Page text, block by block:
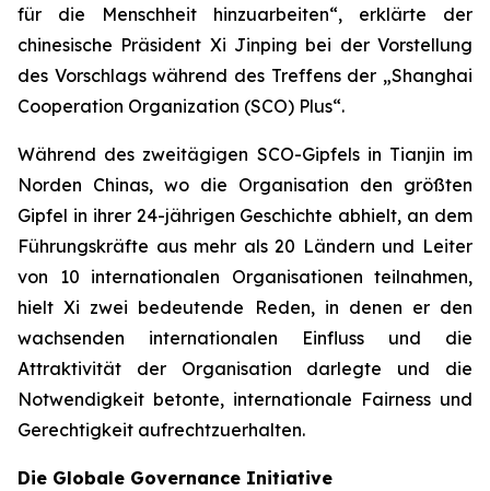
für die Menschheit hinzuarbeiten“, erklärte der
chinesische Präsident Xi Jinping bei der Vorstellung
des Vorschlags während des Treffens der „Shanghai
Cooperation Organization (SCO) Plus“.
Während des zweitägigen SCO-Gipfels in Tianjin im
Norden Chinas, wo die Organisation den größten
Gipfel in ihrer 24-jährigen Geschichte abhielt, an dem
Führungskräfte aus mehr als 20 Ländern und Leiter
von 10 internationalen Organisationen teilnahmen,
hielt Xi zwei bedeutende Reden, in denen er den
wachsenden internationalen Einfluss und die
Attraktivität der Organisation darlegte und die
Notwendigkeit betonte, internationale Fairness und
Gerechtigkeit aufrechtzuerhalten.
Die Globale Governance Initiative